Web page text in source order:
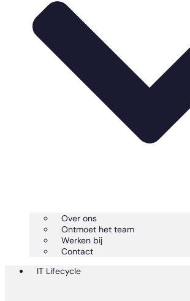
Over ons
Ontmoet het team
Werken bij
Contact
IT Lifecycle